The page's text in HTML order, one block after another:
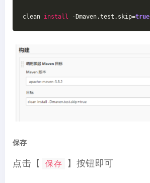
clean install -Dmaven.test.skip=true
保存
点击【 保存 】按钮即可